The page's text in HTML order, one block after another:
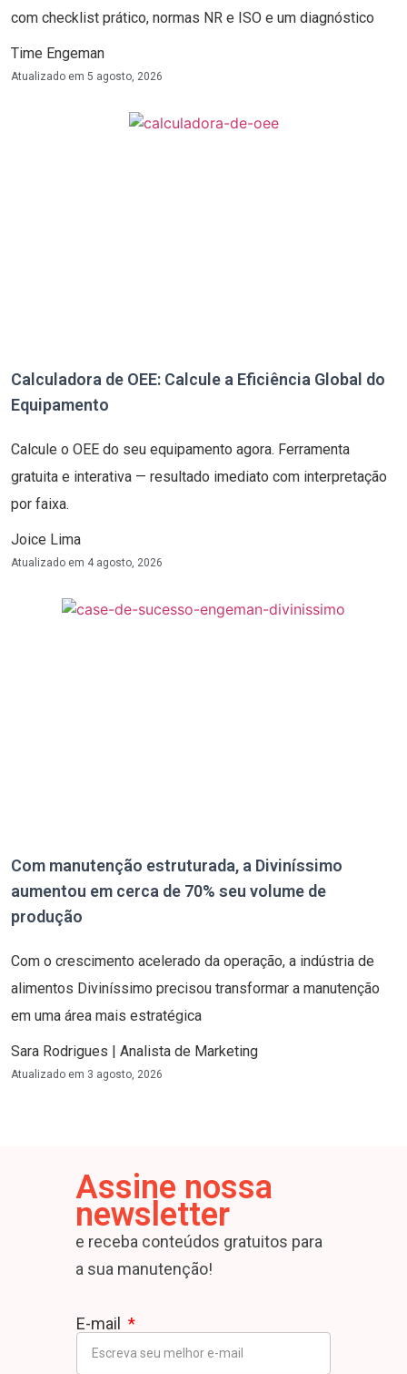
com checklist prático, normas NR e ISO e um diagnóstico
Time Engeman
Atualizado em 5 agosto, 2026
Calculadora de OEE: Calcule a Eficiência Global do
Equipamento
Calcule o OEE do seu equipamento agora. Ferramenta
gratuita e interativa — resultado imediato com interpretação
por faixa.
Joice Lima
Atualizado em 4 agosto, 2026
Com manutenção estruturada, a Diviníssimo
aumentou em cerca de 70% seu volume de
produção
Com o crescimento acelerado da operação, a indústria de
alimentos Diviníssimo precisou transformar a manutenção
em uma área mais estratégica
Sara Rodrigues | Analista de Marketing
Atualizado em 3 agosto, 2026
Assine nossa
newsletter
e receba conteúdos gratuitos para
a sua manutenção!
E-mail